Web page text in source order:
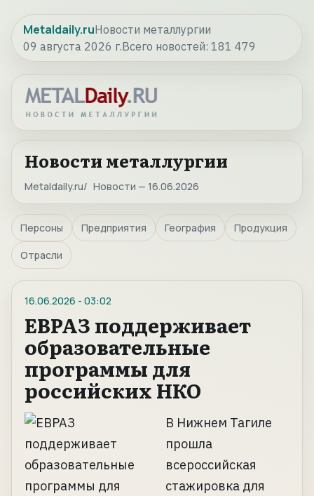
Metaldaily.ruНовости металлургии
09 августа 2026 г.Всего новостей: 181 479
Новости металлургии
Metaldaily.ru Новости — 16.06.2026
Персоны Предприятия География Продукция
Отрасли
16.06.2026 - 03:02
ЕВРАЗ поддерживает
образовательные
программы для
российских НКО
В Нижнем Тагиле
прошла
всероссийская
стажировка для